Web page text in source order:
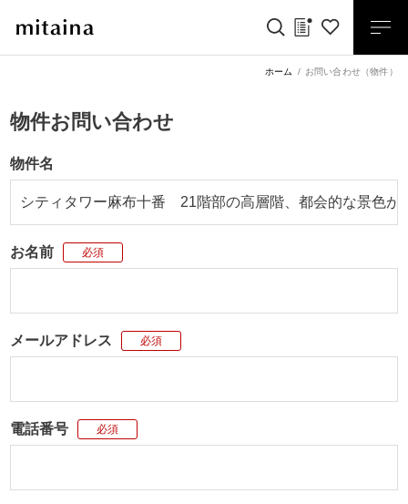
ホーム お問い合わせ（物件）
物件お問い合わせ
物件名
お名前 必須
メールアドレス 必須
電話番号 必須